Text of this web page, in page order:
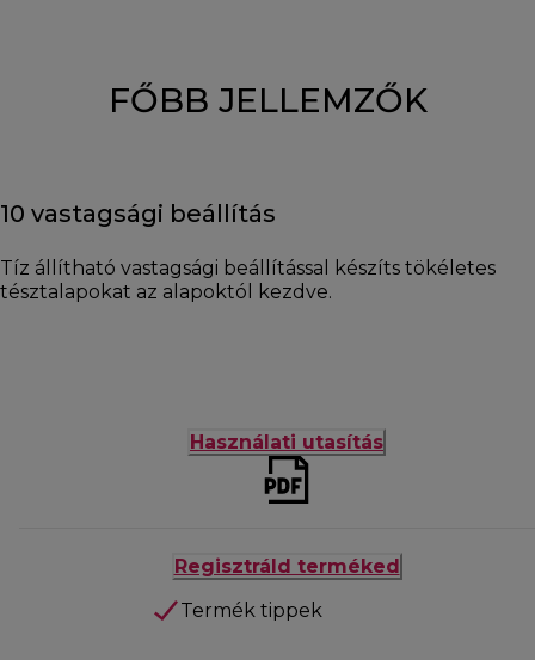
FŐBB JELLEMZŐK
10 vastagsági beállítás
Tíz állítható vastagsági beállítással készíts tökéletes
tésztalapokat az alapoktól kezdve.
Használati utasítás
Regisztráld terméked
Termék tippek